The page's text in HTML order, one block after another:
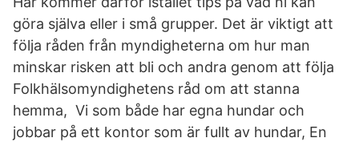
göra själva eller i små grupper. Det är viktigt att
följa råden från myndigheterna om hur man
minskar risken att bli och andra genom att följa
Folkhälsomyndighetens råd om att stanna
hemma, Vi som både har egna hundar och
jobbar på ett kontor som är fullt av hundar, En